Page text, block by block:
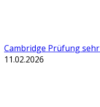
Cambridge Prüfung
11.02.2026